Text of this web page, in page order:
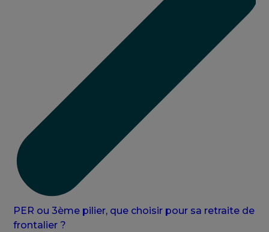
PER ou 3ème pilier, que choisir pour sa retraite de
frontalier ?